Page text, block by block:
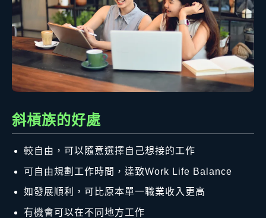
斜槓族的好處
較自由，可以隨意選擇自己想接的工作
可自由規劃工作時間，達致Work Life Balance
如發展順利，可比原本單一職業收入更高
有機會可以在不同地方工作